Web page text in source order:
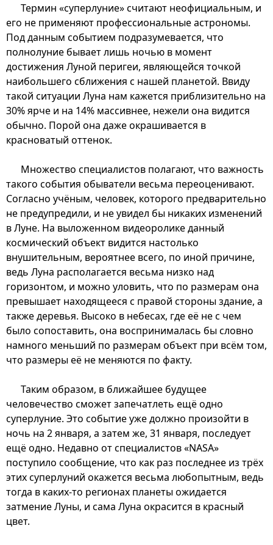
Термин «суперлуние» считают неофициальным, и
его не применяют профессиональные астрономы.
Под данным событием подразумевается, что
полнолуние бывает лишь ночью в момент
достижения Луной перигеи, являющейся точкой
наибольшего сближения с нашей планетой. Ввиду
такой ситуации Луна нам кажется приблизительно на
30% ярче и на 14% массивнее, нежели она видится
обычно. Порой она даже окрашивается в
красноватый оттенок.
Множество специалистов полагают, что важность
такого события обыватели весьма переоценивают.
Согласно учёным, человек, которого предварительно
не предупредили, и не увидел бы никаких изменений
в Луне. На выложенном видеоролике данный
космический объект видится настолько
внушительным, вероятнее всего, по иной причине,
ведь Луна располагается весьма низко над
горизонтом, и можно уловить, что по размерам она
превышает находящееся с правой стороны здание, а
также деревья. Высоко в небесах, где её не с чем
было сопоставить, она воспринималась бы словно
намного меньший по размерам объект при всём том,
что размеры её не меняются по факту.
Таким образом, в ближайшее будущее
человечество сможет запечатлеть ещё одно
суперлуние. Это событие уже должно произойти в
ночь на 2 января, а затем же, 31 января, последует
ещё одно. Недавно от специалистов «NASA»
поступило сообщение, что как раз последнее из трёх
этих суперлуний окажется весьма любопытным, ведь
тогда в каких-то регионах планеты ожидается
затмение Луны, и сама Луна окрасится в красный
цвет.